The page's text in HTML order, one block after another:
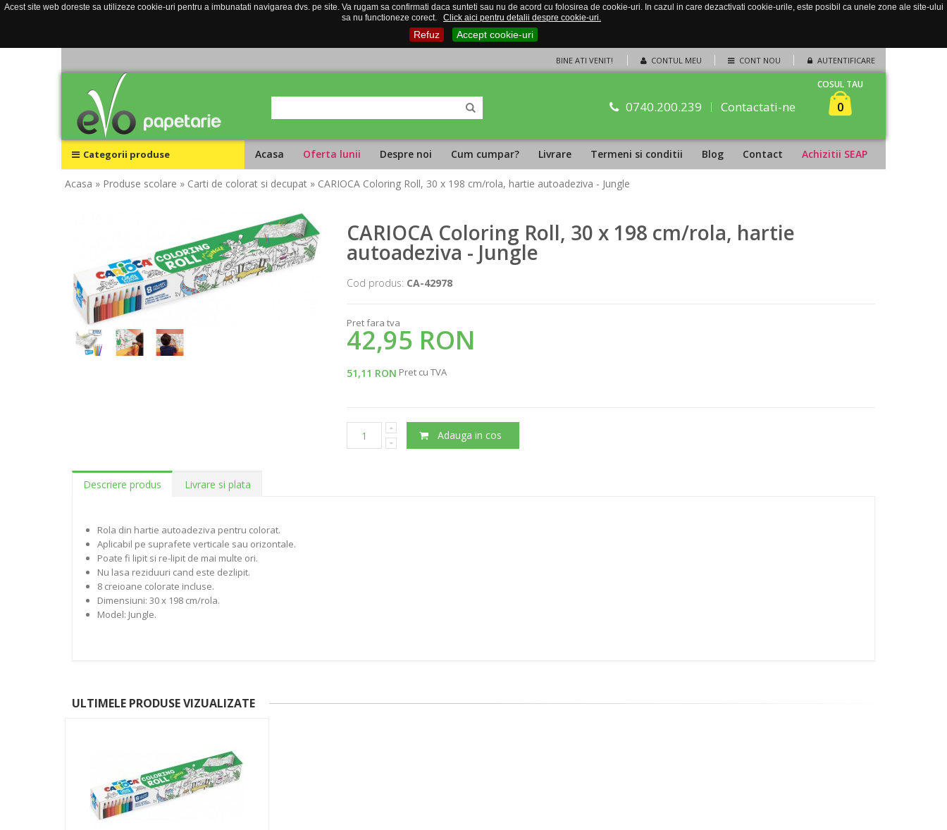
Acest site web doreste sa utilizeze cookie-uri pentru a imbunatati navigarea dvs. pe site. Va rugam sa confirmati daca sunteti sau nu de acord cu folosirea de cookie-uri. In cazul in care dezactivati cookie-urile, este posibil ca unele zone ale site-ului
sa nu functioneze corect.
Click aici pentru detalii despre cookie-uri.
Refuz Accept cookie-uri
CONTUL MEU CONT NOU AUTENTIFICARE
BINE ATI VENIT!
0740.200.239 Contactati-ne
COSUL TAU
0
Categorii produse Acasa Oferta lunii Despre noi Cum cumpar? Livrare Termeni si conditii Blog Contact Achizitii SEAP
Acasa » Produse scolare » Carti de colorat si decupat » CARIOCA Coloring Roll, 30 x 198 cm/rola, hartie autoadeziva - Jungle
CARIOCA Coloring Roll, 30 x 198 cm/rola, hartie
autoadeziva - Jungle
Cod produs: CA-42978
Pret fara tva
42,95 RON
51,11 RON Pret cu TVA
Adauga in cos
Descriere produs Livrare si plata
Rola din hartie autoadeziva pentru colorat.
Aplicabil pe suprafete verticale sau orizontale.
Poate fi lipit si re-lipit de mai multe ori.
Nu lasa reziduuri cand este dezlipit.
8 creioane colorate incluse.
Dimensiuni: 30 x 198 cm/rola.
Model: Jungle.
ULTIMELE PRODUSE VIZUALIZATE